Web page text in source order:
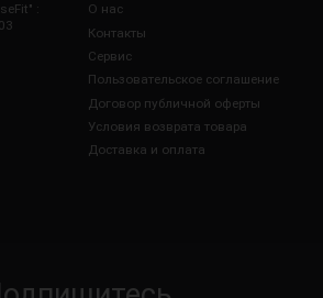
:
О нас
Контакты
Сервис
Пользовательское соглашение
Договор публичной оферты
Условия возврата товара
Доставка и оплата